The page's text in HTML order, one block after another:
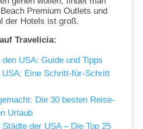
Premium Outlets und
der Hotels ist groß.
Travelicia:
USA: Guide und Tipps
USA: Eine Schritt-für-Schritt
Die 30 besten Reise-
Urlaub
der USA – Die Top 25